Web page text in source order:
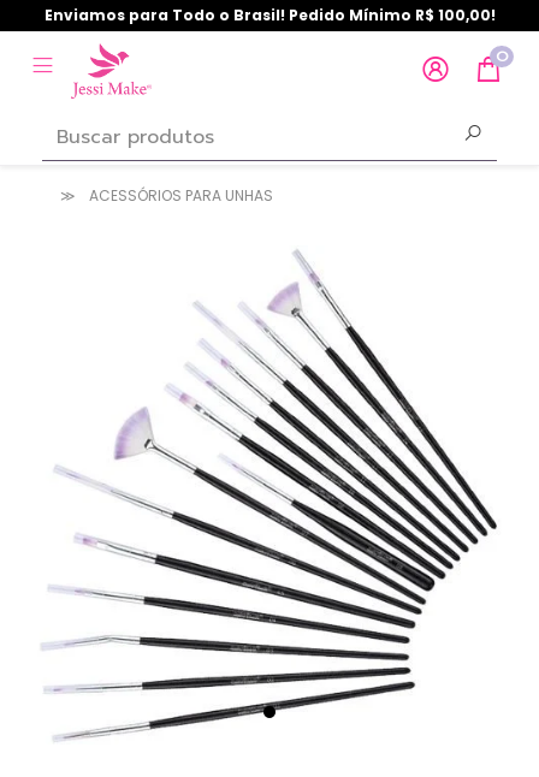
Enviamos para Todo o Brasil! Pedido Mínimo R$ 100,00!
0
ACESSÓRIOS PARA UNHAS